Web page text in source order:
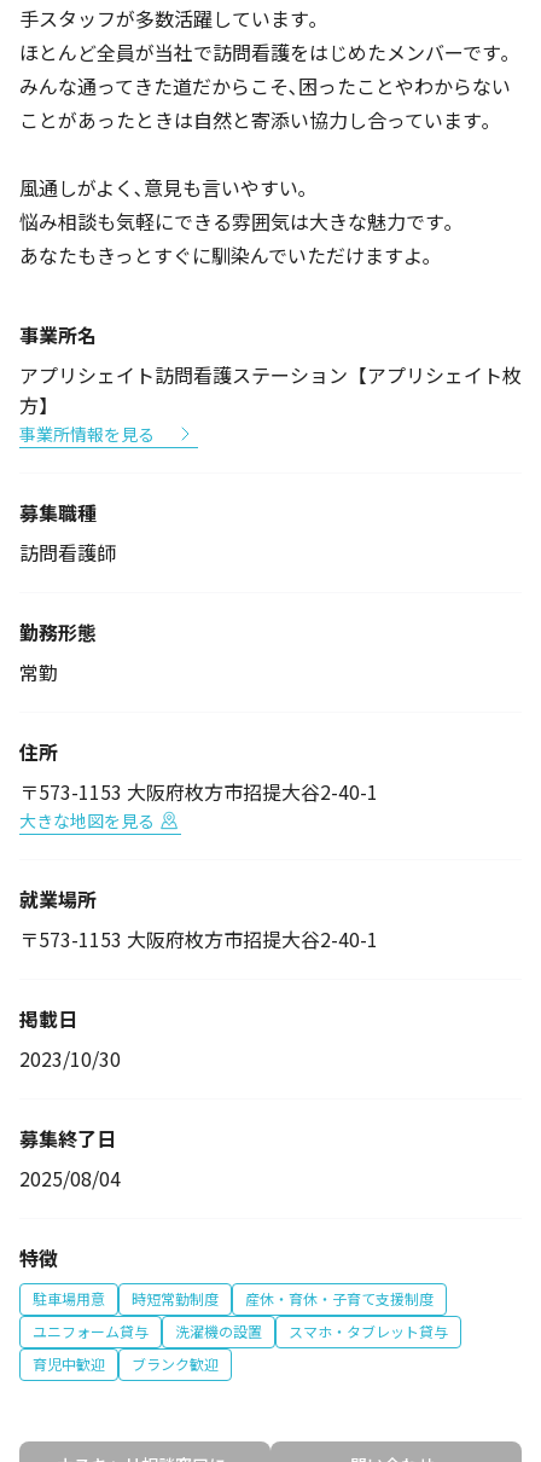
手スタッフが多数活躍しています｡
ほとんど全員が当社で訪問看護をはじめたメンバーです｡
みんな通ってきた道だからこそ､困ったことやわからない
ことがあったときは自然と寄添い協力し合っています｡
風通しがよく､意見も言いやすい｡
悩み相談も気軽にできる雰囲気は大きな魅力です｡
あなたもきっとすぐに馴染んでいただけますよ｡
事業所名
アプリシェイト訪問看護ステーション【アプリシェイト枚
方】
事業所情報を見る
募集職種
訪問看護師
勤務形態
常勤
住所
〒573-1153 大阪府枚方市招提大谷2-40-1
大きな地図を見る
就業場所
〒573-1153 大阪府枚方市招提大谷2-40-1
掲載日
2023/10/30
募集終了日
2025/08/04
特徴
駐車場用意 時短常勤制度
産休・育休・子育て支援制度
ユニフォーム貸与
洗濯機の設置
スマホ・タブレット貸与
育児中歓迎
ブランク歓迎